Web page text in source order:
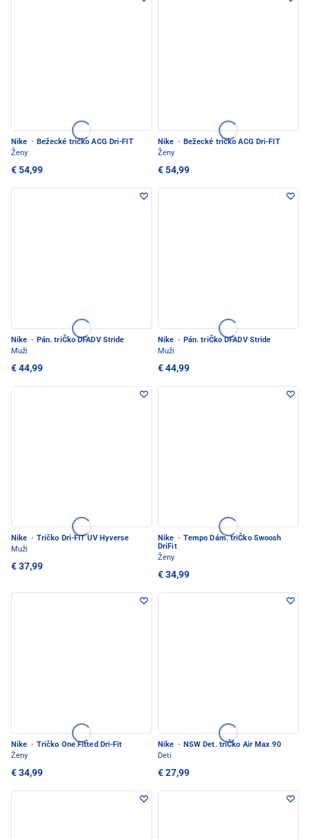
Nike · Bežecké tričko ACG Dri-FIT
Ženy
€ 54,99
Nike · Bežecké tričko ACG Dri-FIT
Ženy
€ 54,99
Nike · Pán. triČko DFADV Stride
Muži
€ 44,99
Nike · Pán. triČko DFADV Stride
Muži
€ 44,99
Nike · Tričko Dri-FIT UV Hyverse
Muži
€ 37,99
Nike · Tempo Dám. triČko Swoosh
DriFit
Ženy
€ 34,99
Nike · Tričko One Fitted Dri-Fit
Ženy
€ 34,99
Nike · NSW Det. triČko Air Max 90
Deti
€ 27,99